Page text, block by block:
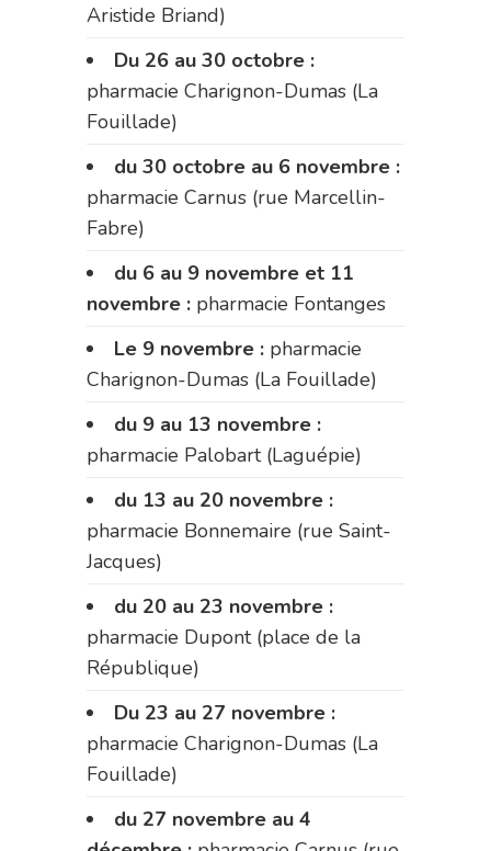
Aristide Briand)
Du 26 au 30 octobre :
pharmacie Charignon-Dumas (La
Fouillade)
du 30 octobre au 6 novembre :
pharmacie Carnus (rue Marcellin-
Fabre)
du 6 au 9 novembre et 11
novembre : pharmacie Fontanges
Le 9 novembre : pharmacie
Charignon-Dumas (La Fouillade)
du 9 au 13 novembre :
pharmacie Palobart (Laguépie)
du 13 au 20 novembre :
pharmacie Bonnemaire (rue Saint-
Jacques)
du 20 au 23 novembre :
pharmacie Dupont (place de la
République)
Du 23 au 27 novembre :
pharmacie Charignon-Dumas (La
Fouillade)
du 27 novembre au 4